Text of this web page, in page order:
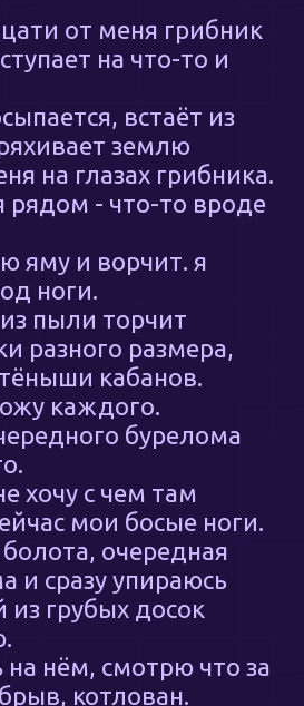
от меня грибник
на что-то и
встаёт из
землю
на глазах грибника.
рядом - что-то вроде
яму и ворчит. я
ноги.
пыли торчит
разного размера,
кабанов.
каждого.
бурелома
хочу с чем там
мои босые ноги.
очередная
и сразу упираюсь
из грубых досок
нём, смотрю что за
котлован.